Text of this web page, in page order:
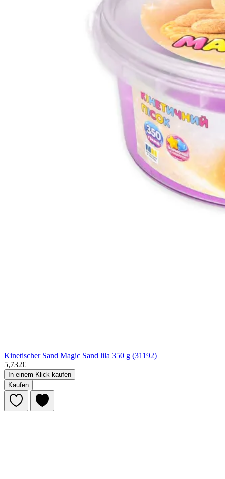
Kinetischer Sand Magic Sand lila 350 g (31192)
5,732€
In einem Klick kaufen
Kaufen